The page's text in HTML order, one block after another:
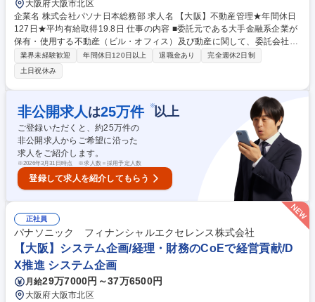
大阪府大阪市北区
企業名 株式会社パソナ日本総務部 求人名 【大阪】不動産管理★年間休日
127日★平均有給取得19.8日 仕事の内容 ■委託元である大手金融系企業が
保有・使用する不動産（ビル・オフィス）及び動産に関して、委託会社の
拠点に常駐し、企画・品質管理・工事管理・維持保全管理業務をご担当い
ただきます。 委託会社の不動産関連業務が円滑かつ安定的に運営されるよ
う、各種業務の取りまとめ、実務支援、調整業務を担当していただきま
す。 具体的な業務内容はその他労働条件の備考をご確認下さい。 募集職
種 【大阪】不動産管理★年間休日127日★平均有給取得19.8日
業界未経験歓迎 年間休日120日以上 退職金あり
完全週休2日制
土日祝休み
非公開求人 は25万件 ※以上
ご登録いただくと、約25万件の
非公開求人からご希望に沿った
求人をご紹介します。
※2026年3月31日時点 ※求人数＝採用予定人数
登録して求人を紹介してもらう
正社員
パナソニック フィナンシャルエクセレンス株式会社
【大阪】システム企画/経理・財務のCoEで経営貢献/D
X推進 システム企画
月給29万7000円～37万6500円
大阪府大阪市北区